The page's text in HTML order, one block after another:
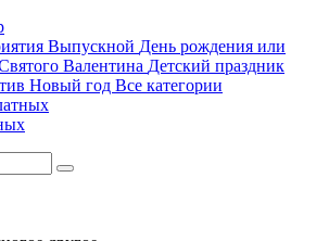
Выпускной День рождения или
Валентина Детский праздник
Новый год Все категории